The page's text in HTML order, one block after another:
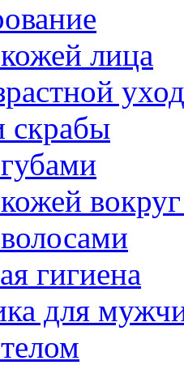
лица
уход
скрабы
вокруг
гигиена
для